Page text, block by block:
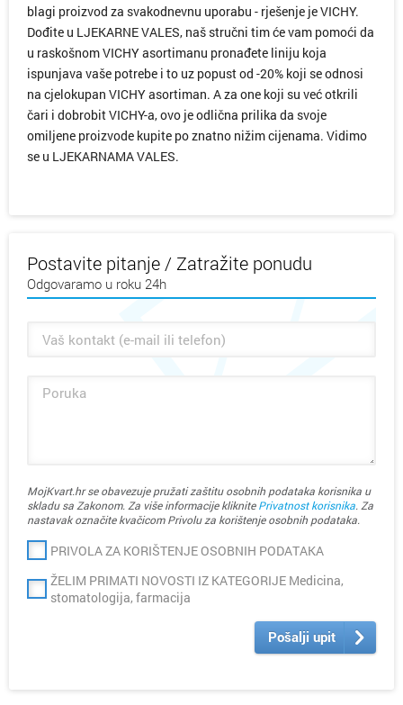
blagi proizvod za svakodnevnu uporabu - rješenje je VICHY.
Dođite u LJEKARNE VALES, naš stručni tim će vam pomoći da
u raskošnom VICHY asortimanu pronađete liniju koja
ispunjava vaše potrebe i to uz popust od -20% koji se odnosi
na cjelokupan VICHY asortiman. A za one koji su već otkrili
čari i dobrobit VICHY-a, ovo je odlična prilika da svoje
omiljene proizvode kupite po znatno nižim cijenama. Vidimo
se u LJEKARNAMA VALES.
Postavite pitanje / Zatražite ponudu
Odgovaramo u roku 24h
MojKvart.hr se obavezuje pružati zaštitu osobnih podataka korisnika u
skladu sa Zakonom. Za više informacije kliknitePrivatnost korisnika. Za
nastavak označite kvačicom Privolu za korištenje osobnih podataka.
PRIVOLA ZA KORIŠTENJE OSOBNIH PODATAKA
ŽELIM PRIMATI NOVOSTI IZ KATEGORIJE Medicina,
stomatologija, farmacija
Pošalji upit